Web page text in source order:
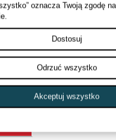
oznacza Twoją zgodę
Dostosuj
Odrzuć wszystko
Akceptuj wszystko